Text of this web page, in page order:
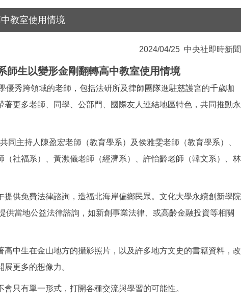
教室使用情境
2024/04/25 中央社即時新聞
生以變形金剛翻轉高中教室使用情境
秀跨領域的老師，包括法研所及律師團隊進駐慈護宮的千歲咖
更多老師、同學、公部門、國際友人連結地區特色，共同推動永
主持人陳盈宏老師（教育學系）及侯雅雯老師（教育學系）、
社福系）、黃瀕儀老師（經濟系）、許怡齡老師（韓文系）、林
供免費法律諮詢，造福北海岸偏鄉民眾。文化大學永續創新學院
當地公益法律諮詢，如新創事業法律、或高齡金融投資等相關
中生在金山地方的攝影照片，以及許多地方文史的書籍資料，改
更多的想像力。
只有單一形式，打開各種交流與學習的可能性。